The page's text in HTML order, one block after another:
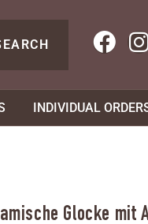
INDIVIDUAL
Glocke mit